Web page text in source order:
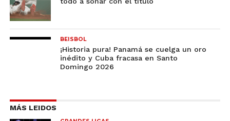
BEISBOL
¡Historia pura! Panamá se cuelga un oro
inédito y Cuba fracasa en Santo
Domingo 2026
MÁS LEIDOS